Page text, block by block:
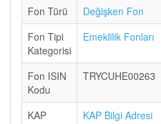
Fon Türü
Değişken Fon
Fon Tipi
Kategorisi
Emeklilik Fonları
Fon ISIN
Kodu
TRYCUHE00263
KAP
KAP Bilgi Adresi